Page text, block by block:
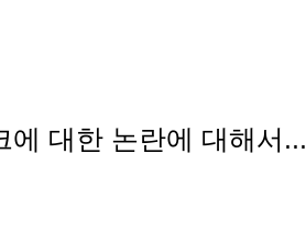
에 대한 논란에 대해서...